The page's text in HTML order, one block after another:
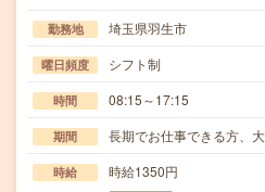
勤務地 埼玉県羽生市
曜日頻度 シフト制
時間 08:15～17:15
期間 長期でお仕事できる方、大
時給 時給1350円